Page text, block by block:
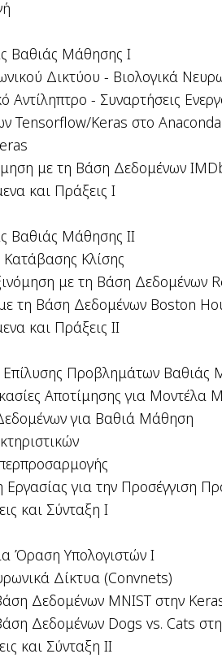
Βαθιάς Μάθησης I
Δικτύου - Βιολογικά
Αντίληπτρο - Συναρτήσεις
Tensorflow/Keras στο Anaconda
με τη Βάση Δεδομένων
και Πράξεις Ι
Βαθιάς Μάθησης II
Κατάβασης Κλίσης
με τη Βάση Δεδομένων
τη Βάση Δεδομένων Boston
και Πράξεις II
Επίλυσης Προβλημάτων Βαθιάς
Αποτίμησης για Μοντέλα
για Βαθιά Μάθηση
Εργασίας για την Προσέγγιση
και Σύνταξη Ι
Όραση Υπολογιστών I
Δίκτυα (Convnets)
Δεδομένων MNIST στην
Δεδομένων Dogs vs. Cats
και Σύνταξη ΙI